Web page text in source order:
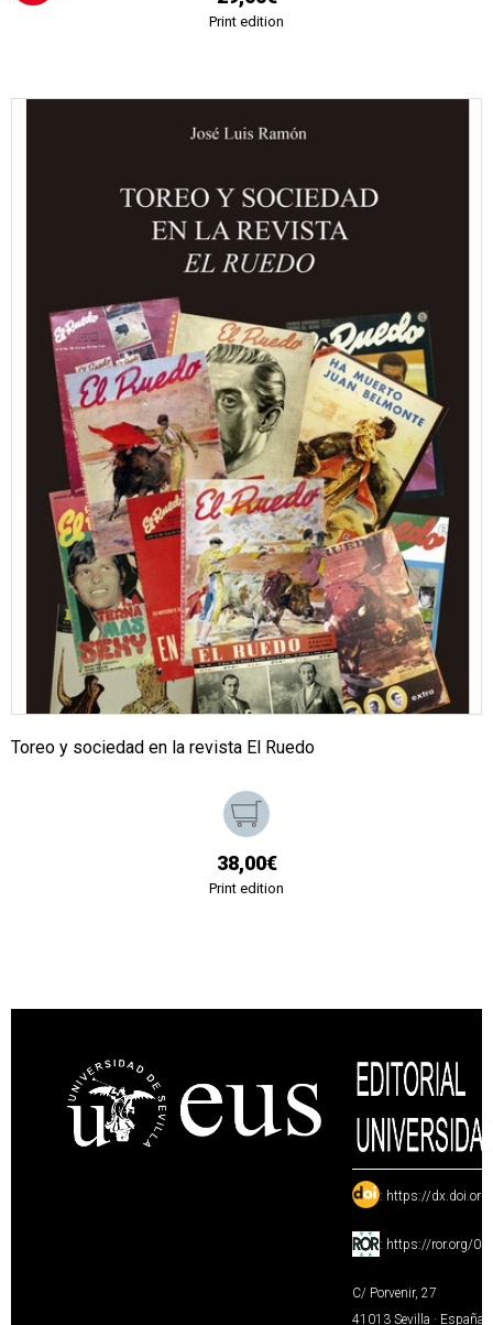
Print edition
Toreo y sociedad en la revista El Ruedo
38,00€
Print edition
: https://
: https://ror.org/
C/ Porvenir, 27
41013 Sevilla · España